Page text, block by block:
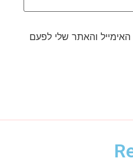
והאתר שלי לפעם